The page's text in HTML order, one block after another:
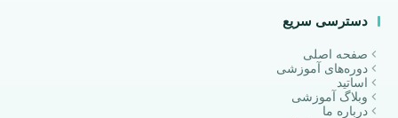
دسترسی سریع
صفحه اصلی
دوره‌های آموزشی
اساتید
وبلاگ آموزشی
درباره ما